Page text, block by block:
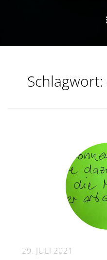
Schlagwort:
29. JULI 2021